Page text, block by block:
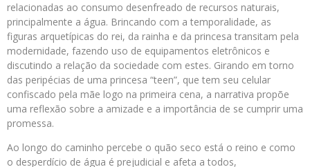
relacionadas ao consumo desenfreado de recursos naturais,
principalmente a água. Brincando com a temporalidade, as
figuras arquetípicas do rei, da rainha e da princesa transitam pela
modernidade, fazendo uso de equipamentos eletrônicos e
discutindo a relação da sociedade com estes. Girando em torno
das peripécias de uma princesa “teen”, que tem seu celular
confiscado pela mãe logo na primeira cena, a narrativa propõe
uma reflexão sobre a amizade e a importância de se cumprir uma
promessa.
Ao longo do caminho percebe o quão seco está o reino e como
o desperdício de água é prejudicial e afeta a todos,